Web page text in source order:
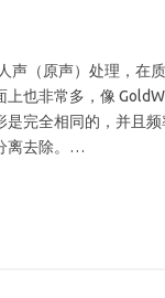
声（原声）处理，在
也非常多，像
完全相同的，并且
离去除。…